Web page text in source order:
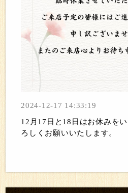
2024-12-17 14:33:19
12月17日と18日はお休みを
ろしくお願いいたします。